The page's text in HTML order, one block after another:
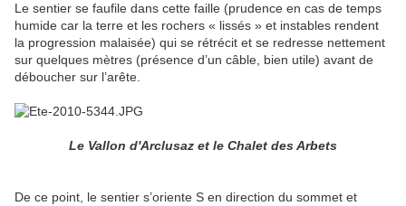
Le sentier se faufile dans cette faille (prudence en cas de temps
humide car la terre et les rochers « lissés » et instables rendent
la progression malaisée) qui se rétrécit et se redresse nettement
sur quelques mètres (présence d’un câble, bien utile) avant de
déboucher sur l’arête.
Le Vallon d'Arclusaz et le Chalet des Arbets
De ce point, le sentier s’oriente S en direction du sommet et